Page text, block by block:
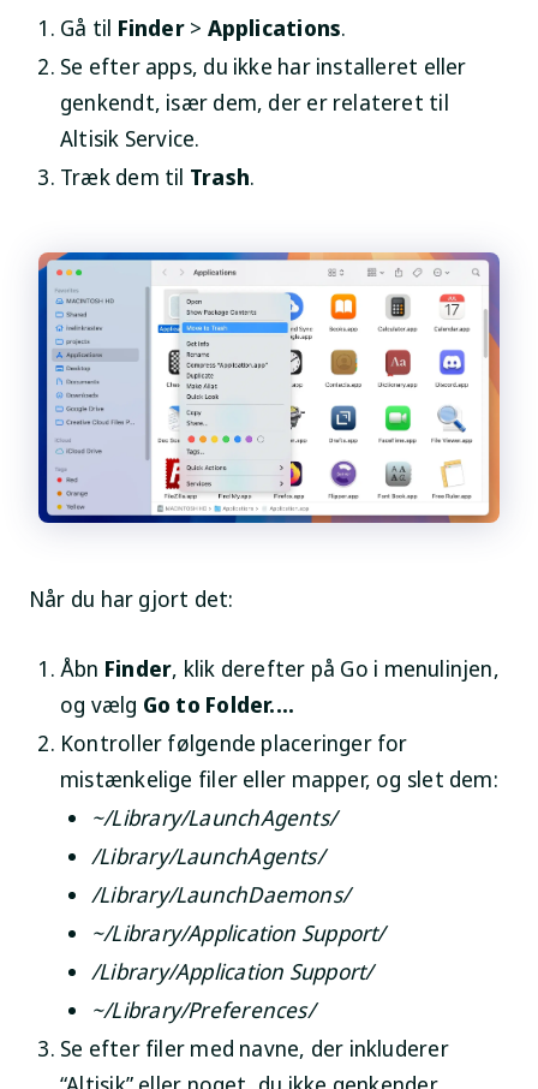
Gå til Finder> Applications.
Se efter apps, du ikke har installeret eller
genkendt, især dem, der er relateret til
Altisik Service.
Træk dem til Trash.
Når du har gjort det:
Åbn Finder, klik derefter på Go i menulinjen,
og vælg Go to Folder....
Kontroller følgende placeringer for
mistænkelige filer eller mapper, og slet dem:
~/Library/LaunchAgents/
/Library/LaunchAgents/
/Library/LaunchDaemons/
~/Library/Application Support/
/Library/Application Support/
~/Library/Preferences/
Se efter filer med navne, der inkluderer